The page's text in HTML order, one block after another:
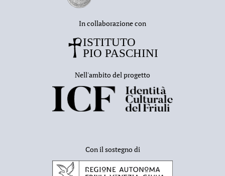
In collaborazione con
Nell'ambito del progetto
Con il sostegno di